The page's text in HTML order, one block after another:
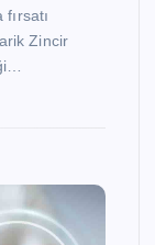
Zincir